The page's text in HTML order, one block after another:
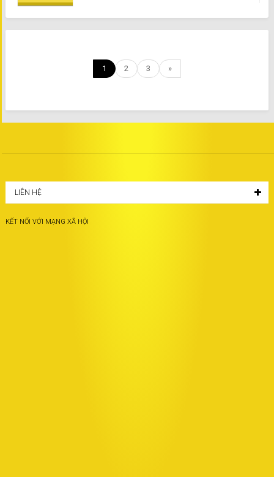
1 2 3 »
LIÊN HỆ
KẾT NỐI VỚI MẠNG XÃ HỘI